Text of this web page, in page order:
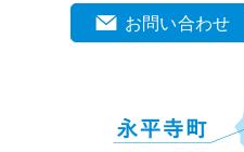
お問い合わせ